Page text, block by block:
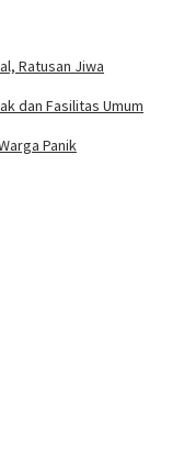
Ratusan Jiwa
dan Fasilitas Umum
Panik